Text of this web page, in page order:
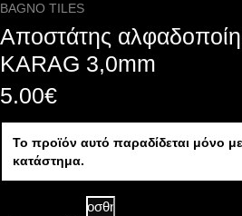
BAGNO TILES
Αποστάτης
KARAG 3,0mm
5.00€
Το προϊόν αυτό παραδίδεται μόνο
κατάστημα.
Προσθήκη